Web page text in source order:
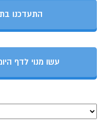
התעדכנו
עשו מנוי לדף